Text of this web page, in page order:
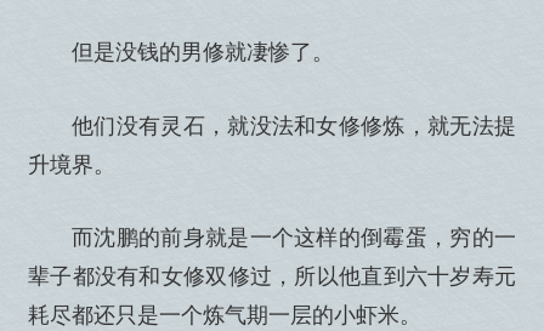
但是没钱的男修就凄惨了。
他们没有灵石，就没法和女修修炼，就无法提
升境界。
而沈鹏的前身就是一个这样的倒霉蛋，穷的一
辈子都没有和女修双修过，所以他直到六十岁寿元
耗尽都还只是一个炼气期一层的小虾米。